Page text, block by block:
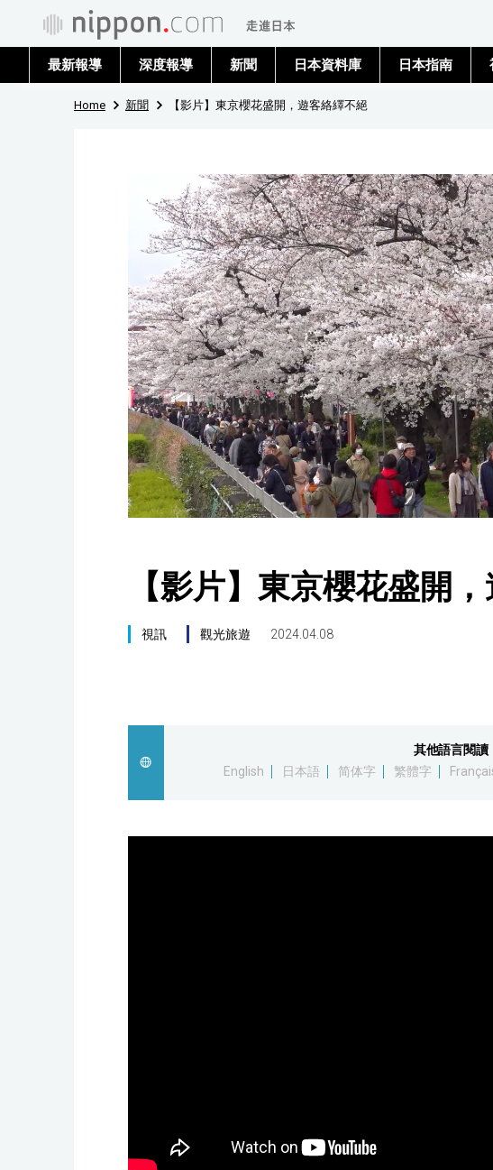
最新報導 深度報導 新聞 日本資料庫 日本指南
Home 新聞 【影片】東京櫻花盛開，遊客絡繹不絕
【影片】東京櫻花盛開
視訊 觀光旅遊 2024.04.08
其他語言閱讀
English
日本語 简体字 繁體字